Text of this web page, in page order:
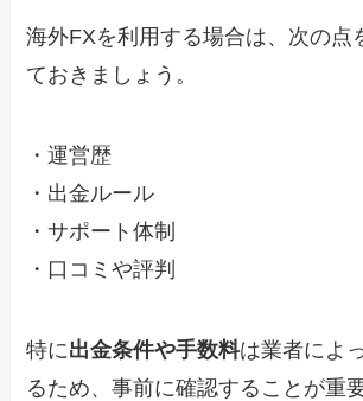
海外FXを利用する場合は、次の点
ておきましょう。
・運営歴
・出金ルール
・サポート体制
・口コミや評判
特に出金条件や手数料は業者によ
るため、事前に確認することが重